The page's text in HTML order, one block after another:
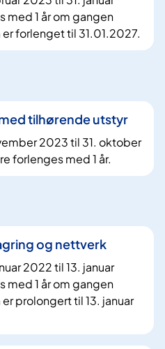
med 1 år om gangen
forlenget til 31.01.2027.
tilhørende utstyr
2023 til 31. oktober
forlenges med 1 år.
og nettverk
2022 til 13. januar
med 1 år om gangen
prolongert til 13. januar